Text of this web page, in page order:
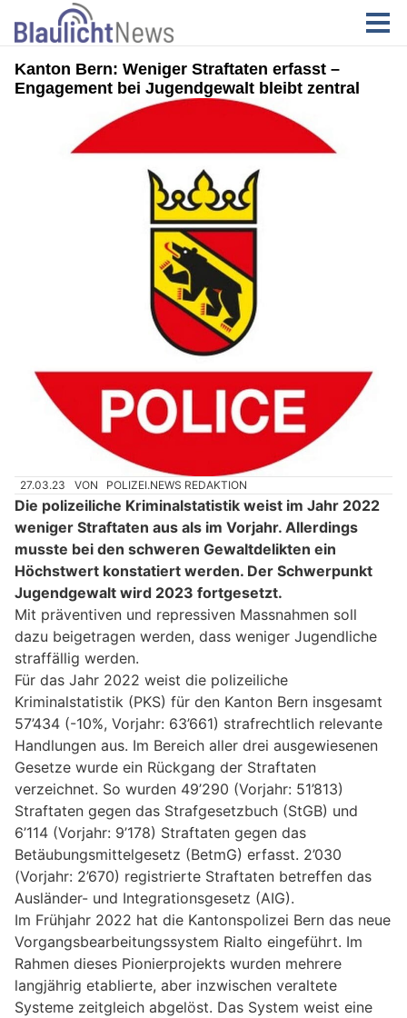
Kanton Bern: Weniger Straftaten erfasst –
Engagement bei Jugendgewalt bleibt zentral
27.03.23 VON POLIZEI.NEWS REDAKTION
Die polizeiliche Kriminalstatistik weist im Jahr 2022
weniger Straftaten aus als im Vorjahr. Allerdings
musste bei den schweren Gewaltdelikten ein
Höchstwert konstatiert werden. Der Schwerpunkt
Jugendgewalt wird 2023 fortgesetzt.
Mit präventiven und repressiven Massnahmen soll
dazu beigetragen werden, dass weniger Jugendliche
straffällig werden.
Für das Jahr 2022 weist die polizeiliche
Kriminalstatistik (PKS) für den Kanton Bern insgesamt
57’434 (-10%, Vorjahr: 63’661) strafrechtlich relevante
Handlungen aus. Im Bereich aller drei ausgewiesenen
Gesetze wurde ein Rückgang der Straftaten
verzeichnet. So wurden 49’290 (Vorjahr: 51’813)
Straftaten gegen das Strafgesetzbuch (StGB) und
6’114 (Vorjahr: 9’178) Straftaten gegen das
Betäubungsmittelgesetz (BetmG) erfasst. 2’030
(Vorjahr: 2’670) registrierte Straftaten betreffen das
Ausländer- und Integrationsgesetz (AIG).
Im Frühjahr 2022 hat die Kantonspolizei Bern das neue
Vorgangsbearbeitungssystem Rialto eingeführt. Im
Rahmen dieses Pionierprojekts wurden mehrere
langjährig etablierte, aber inzwischen veraltete
Systeme zeitgleich abgelöst. Das System weist eine